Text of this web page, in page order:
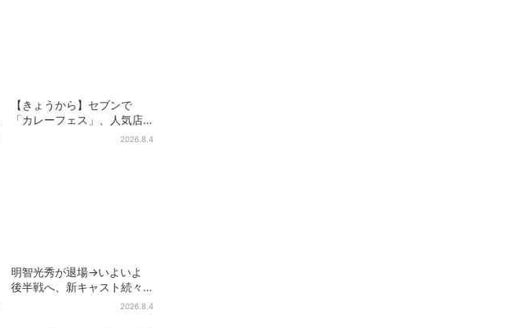
【きょうから】セブンで
「カレーフェス」、人気店
監修メニューなど全15品！
2026.8.4
明智光秀が退場→いよいよ
後半戦へ、新キャスト続々…
「豊臣兄弟！」振り返り＆
2026.8.4